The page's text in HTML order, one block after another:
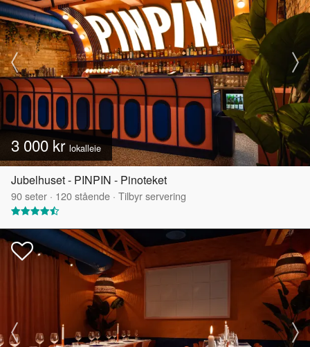
3 000 kr lokalleie
Jubelhuset - PINPIN - Pinoteket
90seter · 120stående · Tilbyr servering